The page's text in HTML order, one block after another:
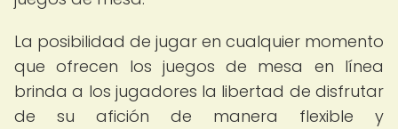
La posibilidad de jugar en cualquier momento
que ofrecen los juegos de mesa en línea
brinda a los jugadores la libertad de disfrutar
de su afición de manera flexible y